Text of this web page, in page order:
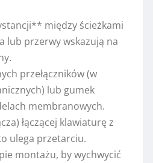
między ścieżkami
lub przerwy wskazują na
przełączników (w
lub gumek
membranowych.
łączącej klawiaturę z
ulega przetarciu.
montażu, by wychwycić